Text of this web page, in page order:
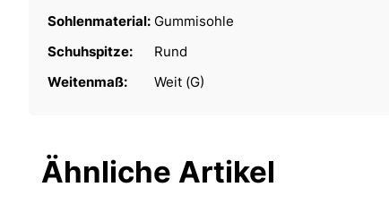
Sohlenmaterial: Gummisohle
Schuhspitze:
Rund
Weitenmaß:
Weit (G)
Ähnliche Artikel